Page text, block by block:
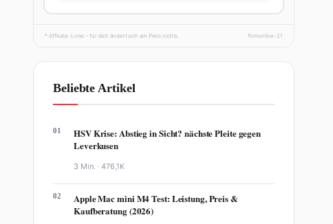
* Affiliate-Links – für dich ändert sich am Preis nichts. fhmonline-21
Beliebte Artikel
01
HSV Krise: Abstieg in Sicht? nächste Pleite gegen
Leverkusen
3 Min. ·476,1K
02
Apple Mac mini M4 Test: Leistung, Preis &
Kaufberatung (2026)